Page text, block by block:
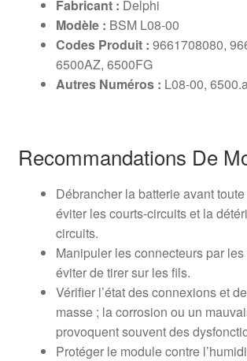
Fabricant : Delphi
Modèle : BSM L08-00
Codes Produit : 9661708080,
6500AZ, 6500FG
Autres Numéros : L08-00,
Recommandations De
Débrancher la batterie avant
éviter les courts-circuits et la
circuits.
Manipuler les connecteurs par
éviter de tirer sur les fils.
Vérifier l’état des connexions et
masse ; la corrosion ou un
provoquent souvent des
Protéger le module contre